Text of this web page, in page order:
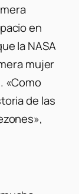
en
la NASA
mujer
«Como
de las